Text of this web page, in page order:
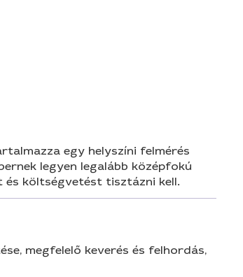
egy helyszíni felmérés
legyen legalább középfokú
és költségvetést tisztázni kell.
megfelelő keverés és felhordás,